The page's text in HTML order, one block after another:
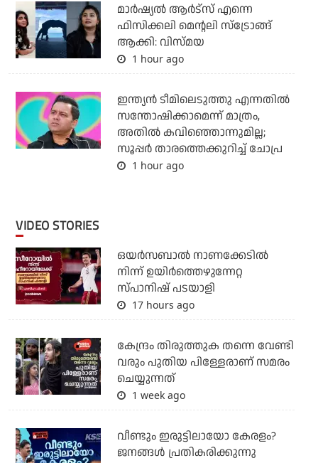
മാർഷ്യൽ ആർട്സ് എന്നെ
ഫിസിക്കലി മെന്റലി സ്ട്രോങ്ങ്
ആക്കി: വിസ്മയ
1 hour ago
ഇന്ത്യന്‍ ടീമിലെടുത്തു എന്നതില്‍
സന്തോഷിക്കാമെന്ന് മാത്രം,
അതില്‍ കവിഞ്ഞൊന്നുമില്ല;
സൂപ്പര്‍ താരത്തെക്കുറിച്ച് ചോപ്ര
1 hour ago
VIDEO STORIES
ഒയര്‍സബാൽ നാണക്കേടിൽ
നിന്ന് ഉയിർത്തെഴുന്നേറ്റ
സ്പാനിഷ് പടയാളി
17 hours ago
കേന്ദ്രം തിരുത്തുക തന്നെ വേണ്ടി
വരും പുതിയ പിള്ളേരാണ് സമരം
ചെയ്യുന്നത്
1 week ago
വീണ്ടും ഇരുട്ടിലായോ കേരളം?
ജനങ്ങൾ പ്രതികരിക്കുന്നു